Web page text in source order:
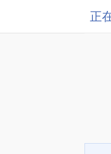
正